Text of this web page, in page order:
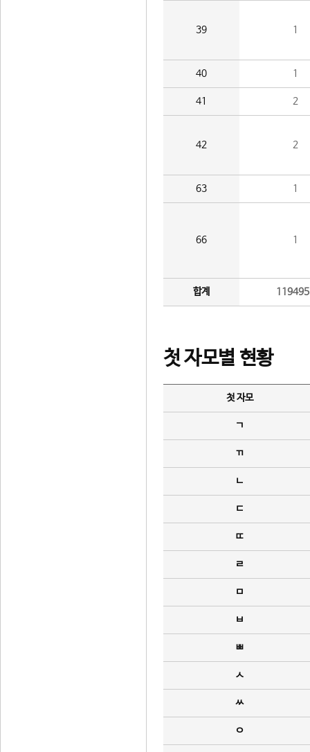
39 1
40 1
41 2
42 2
63 1
66 1
합계
첫 자모별 현황
첫 자모
ㄱ
ㄲ
ㄴ
ㄷ
ㄸ
ㄹ
ㅁ
ㅂ
ㅃ
ㅅ
ㅆ
ㅇ